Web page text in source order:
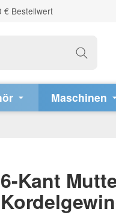
€ Bestellwert
Maschinen
6-Kant